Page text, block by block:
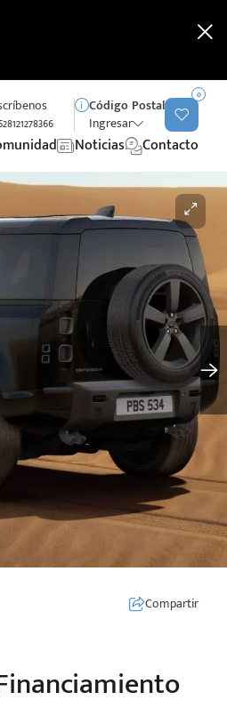
Código Postal
Ingresar
0
Noticias Contacto
Compartir